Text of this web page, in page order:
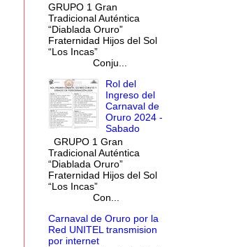
GRUPO 1 Gran
Tradicional Auténtica
“Diablada Oruro”
Fraternidad Hijos del Sol
“Los Incas”
Conju...
Rol del
Ingreso del
Carnaval de
Oruro 2024 -
Sabado
GRUPO 1 Gran
Tradicional Auténtica
“Diablada Oruro”
Fraternidad Hijos del Sol
“Los Incas”
Con...
Carnaval de Oruro por la
Red UNITEL transmision
por internet